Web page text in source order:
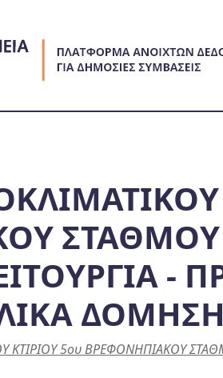
-
ΚΤΙΡΙΟΥ 5ου ΒΡΕΦΟΝΗΠΙΑΚΟΥ